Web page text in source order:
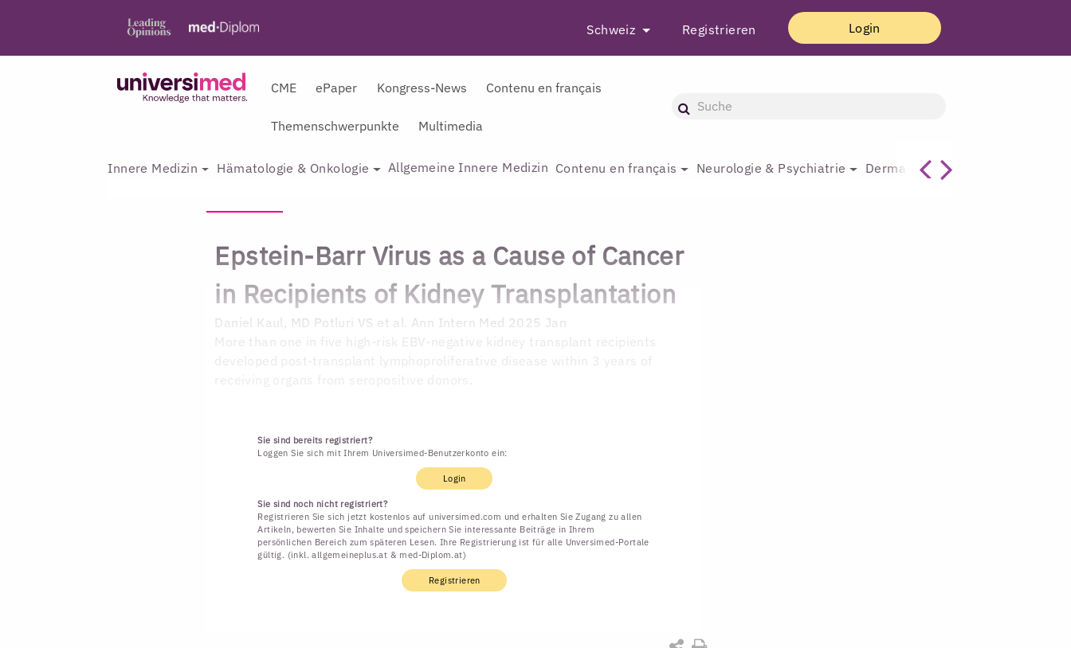
Schweiz Registrieren Login
CME ePaper Kongress-News Contenu en français
Themenschwerpunkte Multimedia
Innere Medizin Hämatologie & Onkologie Allgemeine Innere Medizin Contenu en français Neurologie & Psychiatrie Dermatologie & Plastische
Epstein-Barr Virus as a Cause of Cancer
in Recipients of Kidney Transplantation
Daniel Kaul, MD Potluri VS et al. Ann Intern Med 2025 Jan
More than one in five high-risk EBV-negative kidney transplant recipients
Sie sind bereits registriert?
Loggen Sie sich mit Ihrem Universimed-Benutzerkonto ein:
Login
Sie sind noch nicht registriert?
Registrieren Sie sich jetzt kostenlos auf universimed.com und erhalten Sie Zugang zu allen
Artikeln, bewerten Sie Inhalte und speichern Sie interessante Beiträge in Ihrem
persönlichen Bereich zum späteren Lesen. Ihre Registrierung ist für alle Unversimed-Portale
gültig. (inkl. allgemeineplus.at & med-Diplom.at)
Registrieren